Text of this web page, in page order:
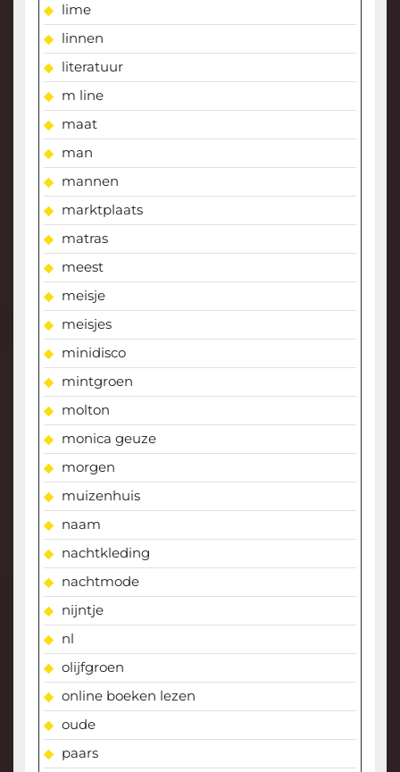
lime
linnen
literatuur
m line
maat
man
mannen
marktplaats
matras
meest
meisje
meisjes
minidisco
mintgroen
molton
monica geuze
morgen
muizenhuis
naam
nachtkleding
nachtmode
nijntje
nl
olijfgroen
online boeken lezen
oude
paars